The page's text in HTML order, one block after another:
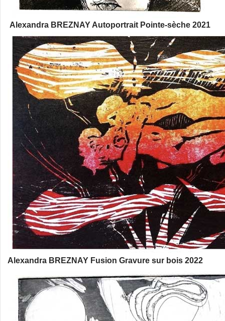
Alexandra BREZNAY Autoportrait Pointe-sèche 2021
Alexandra BREZNAY Fusion Gravure sur bois 2022